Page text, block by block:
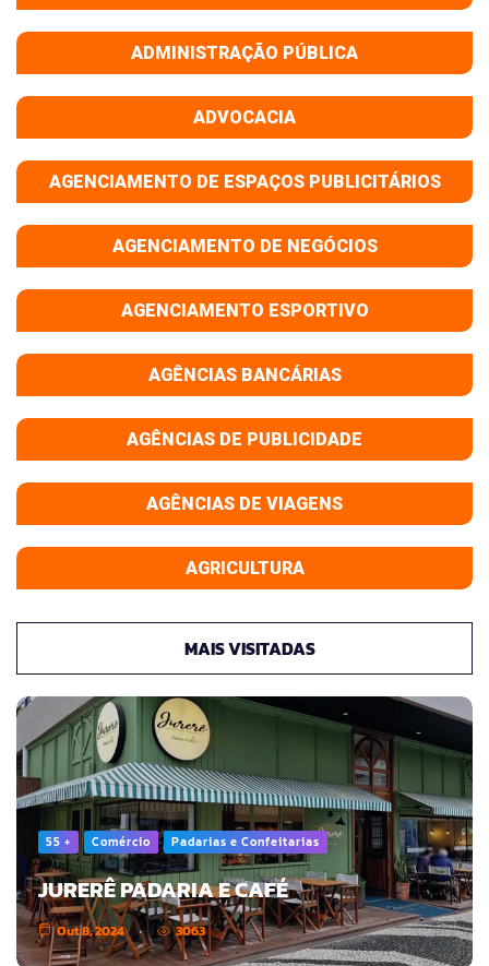
ADMINISTRAÇÃO PÚBLICA
ADVOCACIA
AGENCIAMENTO DE ESPAÇOS PUBLICITÁRIOS
AGENCIAMENTO DE NEGÓCIOS
AGENCIAMENTO ESPORTIVO
AGÊNCIAS BANCÁRIAS
AGÊNCIAS DE PUBLICIDADE
AGÊNCIAS DE VIAGENS
AGRICULTURA
MAIS VISITADAS
55 + Comércio Padarias e Confeitarias
JURERÊ PADARIA E CAFÉ
Out 8, 2024 3063